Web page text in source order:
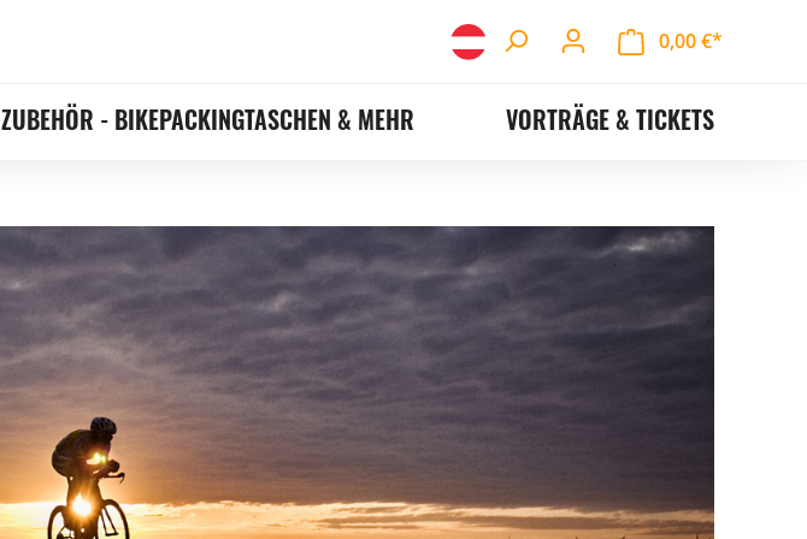
0,00 €*
ZUBEHÖR - BIKEPACKINGTASCHEN & MEHR VORTRÄGE & TICKETS